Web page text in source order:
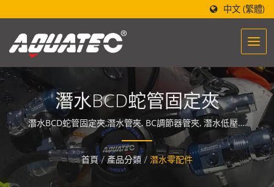
中文 (繁體)
潛水BCD蛇管固定夾
潛水BCD蛇管固定夾,潛水管夾, BC調節器管夾, 潛水低壓管
固定掛鉤, 潛水配件, 二級頭快卸扣 / 全球潛水設備王 (潛水
設備製造生產批發)-世界潛水第一品牌 「AQUATEC」，設
計的潛水設備製造醞釀著一股能量，讓人們與海洋相遇與融
首頁 / 產品分類 / 潛水零配件